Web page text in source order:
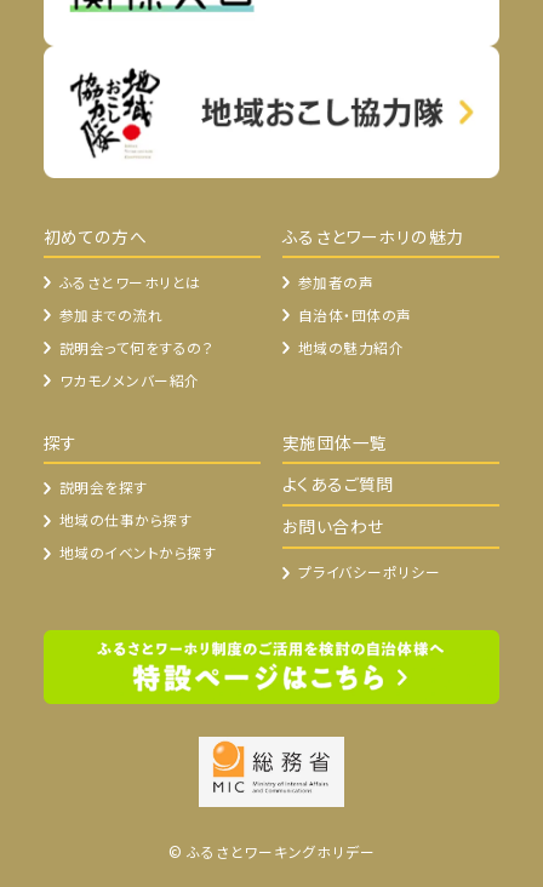
初めての方へ
ふるさとワーホリとは
参加までの流れ
説明会って何をするの？
ワカモノメンバー紹介
ふるさとワーホリの魅力
参加者の声
自治体・団体の声
地域の魅力紹介
探す
説明会を探す
地域の仕事から探す
地域のイベントから探す
実施団体一覧
よくあるご質問
お問い合わせ
プライバシーポリシー
© ふるさとワーキングホリデー